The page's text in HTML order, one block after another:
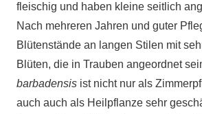
fleischig und haben kleine seitlich
Nach mehreren Jahren und guter
Blütenstände an langen Stilen mit
Blüten, die in Trauben angeordnet
barbadensis ist nicht nur als
auch auch als Heilpflanze sehr